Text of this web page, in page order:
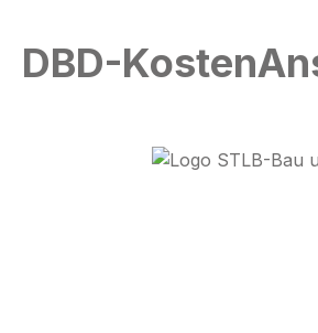
DBD-
Bildergalerie überspringen